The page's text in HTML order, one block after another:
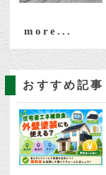
more...
おすすめ記事